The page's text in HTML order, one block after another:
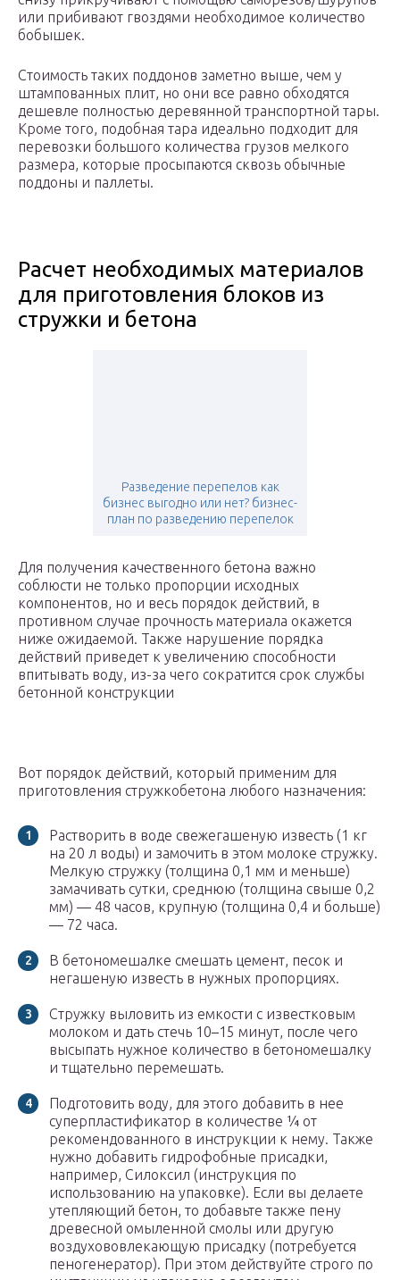
или прибивают гвоздями необходимое количество
бобышек.
Стоимость таких поддонов заметно выше, чем у
штампованных плит, но они все равно обходятся
дешевле полностью деревянной транспортной тары.
Кроме того, подобная тара идеально подходит для
перевозки большого количества грузов мелкого
размера, которые просыпаются сквозь обычные
поддоны и паллеты.
Расчет необходимых материалов
для приготовления блоков из
стружки и бетона
Разведение перепелов как
бизнес выгодно или нет? бизнес-
план по разведению перепелок
Для получения качественного бетона важно
соблюсти не только пропорции исходных
компонентов, но и весь порядок действий, в
противном случае прочность материала окажется
ниже ожидаемой. Также нарушение порядка
действий приведет к увеличению способности
впитывать воду, из-за чего сократится срок службы
бетонной конструкции
Вот порядок действий, который применим для
приготовления стружкобетона любого назначения:
Растворить в воде свежегашеную известь (1 кг
на 20 л воды) и замочить в этом молоке стружку.
Мелкую стружку (толщина 0,1 мм и меньше)
замачивать сутки, среднюю (толщина свыше 0,2
мм) — 48 часов, крупную (толщина 0,4 и больше)
— 72 часа.
В бетономешалке смешать цемент, песок и
негашеную известь в нужных пропорциях.
Стружку выловить из емкости с известковым
молоком и дать стечь 10–15 минут, после чего
высыпать нужное количество в бетономешалку
и тщательно перемешать.
Подготовить воду, для этого добавить в нее
суперпластификатор в количестве ¼ от
рекомендованного в инструкции к нему. Также
нужно добавить гидрофобные присадки,
например, Силоксил (инструкция по
использованию на упаковке). Если вы делаете
утепляющий бетон, то добавьте также пену
древесной омыленной смолы или другую
воздухововлекающую присадку (потребуется
пеногенератор). При этом действуйте строго по